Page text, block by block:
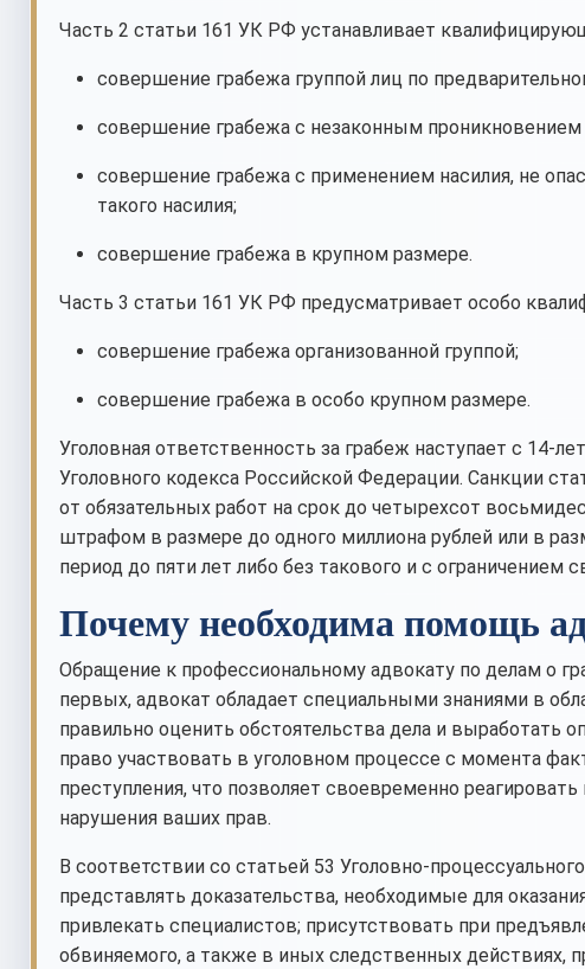
Часть 2 статьи 161 УК РФ устанавливает
совершение грабежа группой лиц по
совершение грабежа с незаконным
совершение грабежа с применением насилия, не
такого насилия;
совершение грабежа в крупном размере.
Часть 3 статьи 161 УК РФ предусматривает особо
совершение грабежа организованной группой;
совершение грабежа в особо крупном размере.
Уголовная ответственность за грабеж наступает с 14-
Уголовного кодекса Российской Федерации. Санкции
от обязательных работ на срок до четырехсот
штрафом в размере до одного миллиона рублей или в
период до пяти лет либо без такового и с ограничением
Почему необходима помощь
Обращение к профессиональному адвокату по делам о
первых, адвокат обладает специальными знаниями в
правильно оценить обстоятельства дела и
право участвовать в уголовном процессе с момента
преступления, что позволяет своевременно
нарушения ваших прав.
В соответствии со статьей 53 Уголовно-
представлять доказательства, необходимые для
привлекать специалистов; присутствовать при
обвиняемого, а также в иных следственных действиях,